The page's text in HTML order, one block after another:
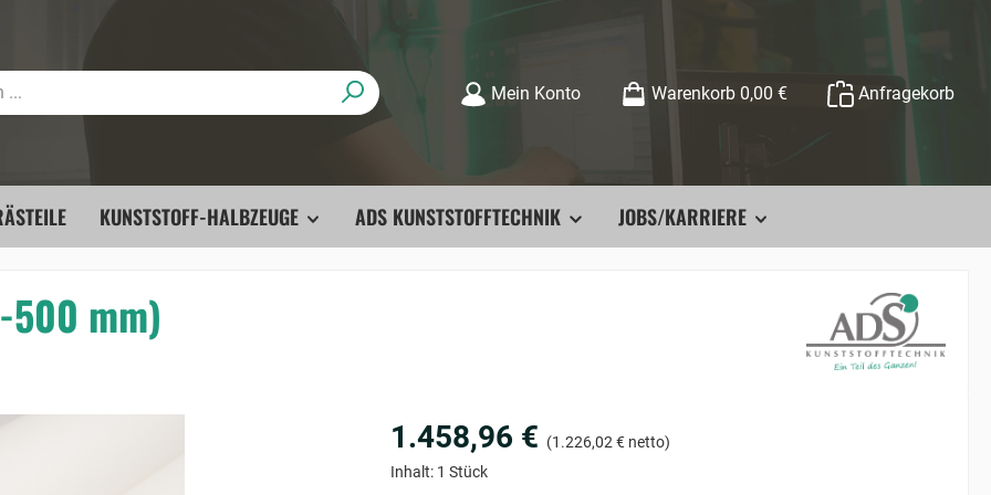
Mein Konto Warenkorb 0,00 € Anfragekorb
KUNSTSTOFF-HALBZEUGE ADS KUNSTSTOFFTECHNIK JOBS/KARRIERE
500 mm)
1.458,96 € (1.226,02 € netto)
Inhalt: 1 Stück